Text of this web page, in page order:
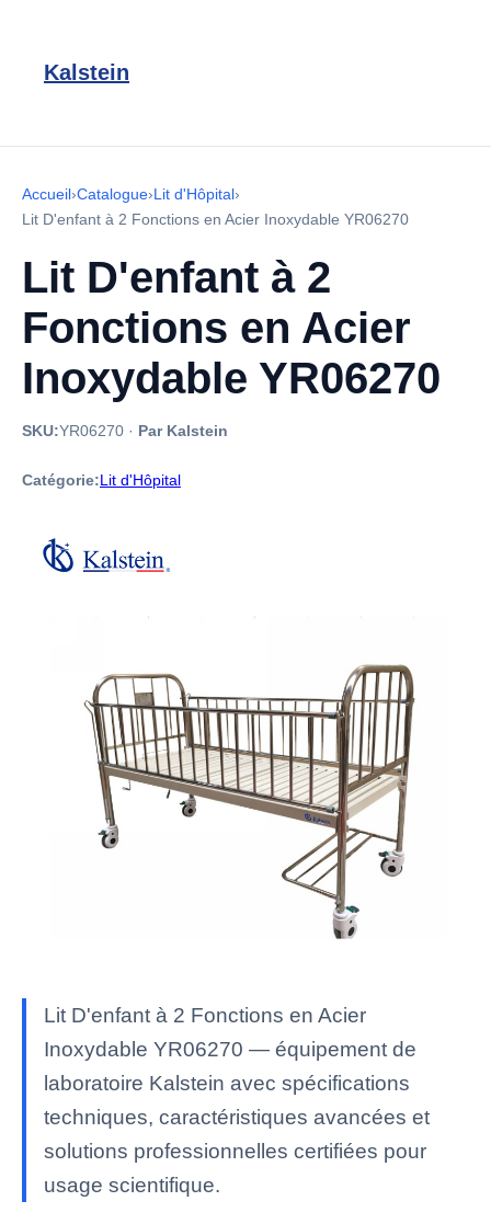
Kalstein
Accueil›Catalogue›Lit d'Hôpital›
Lit D'enfant à 2 Fonctions en Acier Inoxydable YR06270
Lit D'enfant à 2
Fonctions en Acier
Inoxydable YR06270
SKU:YR06270 · Par Kalstein
Catégorie:Lit d'Hôpital
Lit D'enfant à 2 Fonctions en Acier
Inoxydable YR06270 — équipement de
laboratoire Kalstein avec spécifications
techniques, caractéristiques avancées et
solutions professionnelles certifiées pour
usage scientifique.